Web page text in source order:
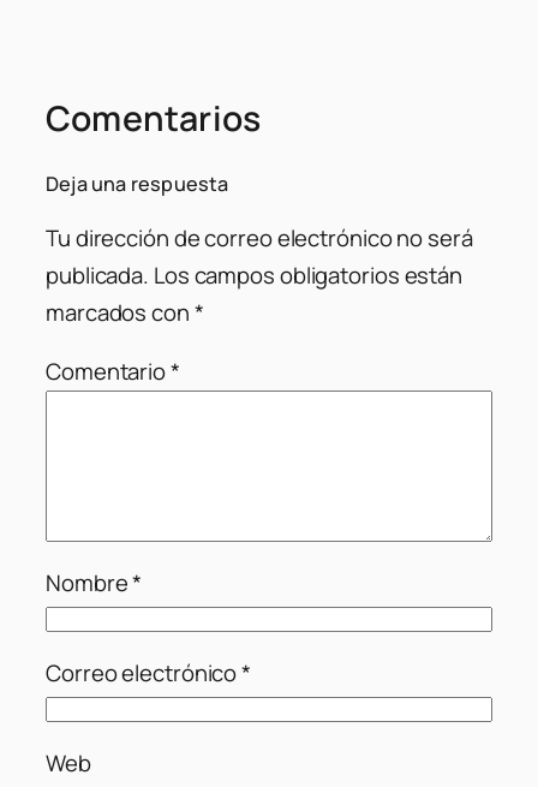
Comentarios
Deja una respuesta
Tu dirección de correo electrónico no será
publicada. Los campos obligatorios están
marcados con*
Comentario*
Nombre*
Correo electrónico*
Web